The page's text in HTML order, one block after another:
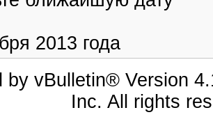
2013 года
by vBulletin® Version
Inc. All rights